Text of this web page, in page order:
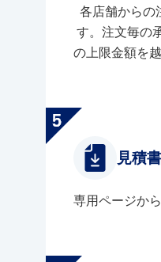
各店舗からの
す。注文毎の
の上限金額を
見積
専用ページか